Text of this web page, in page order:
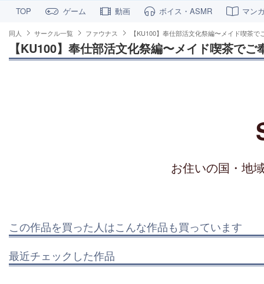
TOP ゲーム 動画 ボイス・ASMR マン
同人 サークル一覧 ファウナス 【KU100】奉仕部活文化祭編〜メイド喫茶で
【KU100】奉仕部活文化祭編〜メイド喫茶でご
お住いの国・地
この作品を買った人はこんな作品も買っています
最近チェックした作品